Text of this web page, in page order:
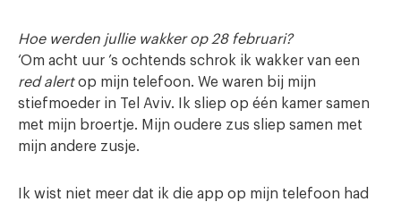
Hoe werden jullie wakker op 28 februari?
‘Om acht uur ’s ochtends schrok ik wakker van een
red alertop mijn telefoon. We waren bij mijn
stiefmoeder in Tel Aviv. Ik sliep op één kamer samen
met mijn broertje. Mijn oudere zus sliep samen met
mijn andere zusje.
Ik wist niet meer dat ik die app op mijn telefoon had